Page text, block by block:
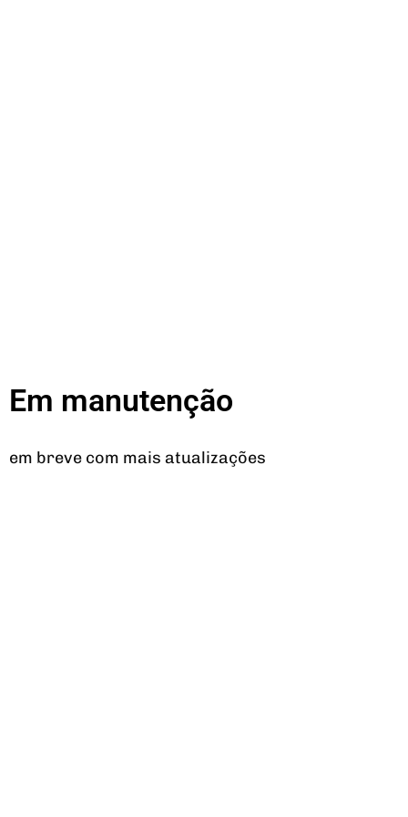
Em manutenção
em breve com mais atualizações